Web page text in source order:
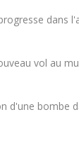
dans
vol au
d'une bombe